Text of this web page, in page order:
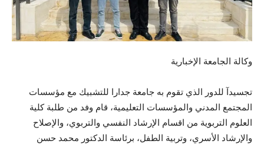
وكالة الجامعة الإخبارية
تجسيدآ للدور الذي تقوم به جامعة جدارا للتشبيك مع مؤسسات
المجتمع المدني والمؤسسات التعليمية، قام وفد من طلبة كلية
العلوم التربوية من اقسام الإرشاد النفسي والتربوي، والإصلاح
والإرشاد الأسري، وتربية الطفل، برئاسة الدكتور محمد حسن